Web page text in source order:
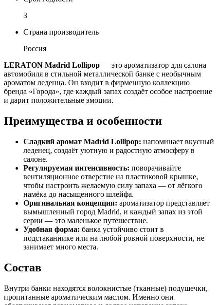
3
Страна производитель
Россия
LERATON Madrid Lollipop — это ароматизатор для салона
автомобиля в стильной металлической банке с необычным
ароматом леденца. Он входит в фирменную коллекцию
бренда «Города», где каждый запах создаёт особое настроение
и дарит положительные эмоции.
Преимущества и особенности
Сладкий аромат Madrid Lollipop: напоминает вкусный
леденец, создаёт уютную и радостную атмосферу в
салоне.
Регулируемая интенсивность: поворачивайте
вентиляционное отверстие на пластиковой крышке,
чтобы настроить желаемую силу запаха — от лёгкого
намёка до насыщенного шлейфа.
Оригинальная концепция: ароматизатор представляет
вымышленный город Madrid, и каждый запах из этой
серии — это маленькое путешествие.
Удобная форма: банка устойчиво стоит в
подстаканнике или на любой ровной поверхности, не
занимает много места.
Состав
Внутри банки находятся волокнистые (тканные) подушечки,
пропитанные ароматическим маслом. Именно они